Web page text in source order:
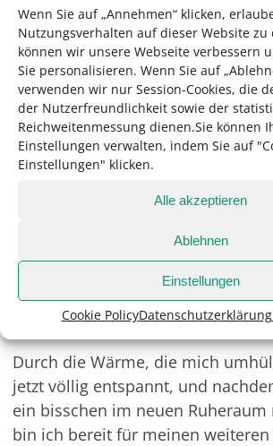
Wenn Sie auf „Annehmen“ klicken,
Nutzungsverhalten auf dieser Website zu
können wir unsere Webseite verbessern
Sie personalisieren. Wenn Sie auf
verwenden wir nur Session-Cookies, die
der Nutzerfreundlichkeit sowie der
Reichweitenmessung dienen.Sie können
Einstellungen verwalten, indem Sie auf
Einstellungen" klicken.
Alle akzeptieren
Ablehnen
Einstellungen
Cookie PolicyDatenschutzerklärung
einstellt. Anschließend trägt
ElisabethThimeine reichhaltige
auf und wickelt mich in warme
warmen Softpack–Liege. Ich
Haut die pflegende Maske
fühlt sich danach herrlich zart und
Wellness endet hier übrigens
jedem Zimmer stehen die
weiter verwöhnen kann.
Ein Haus mit Geschichte
Durch die Wärme, die mich
jetzt völlig entspannt, und
ein bisschen im neuen Ruheraum
bin ich bereit für meinen weiteren